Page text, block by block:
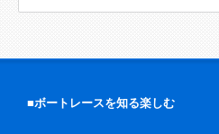
■ボートレースを知る楽しむ